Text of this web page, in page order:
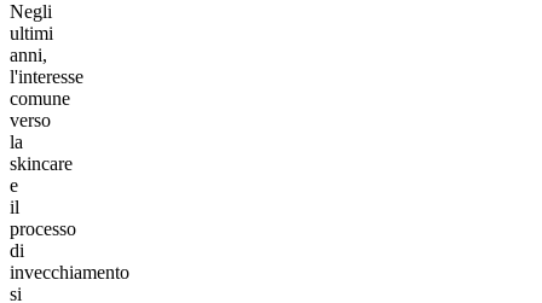
Negli
ultimi
anni,
l'interesse
comune
verso
la
skincare
e
il
processo
di
invecchiamento
si